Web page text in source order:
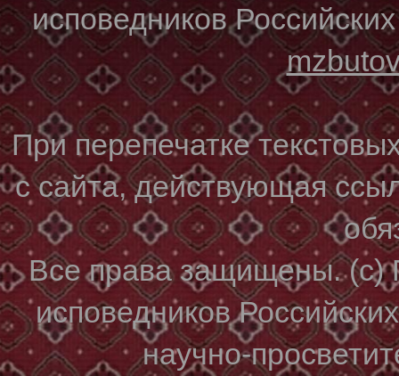
исповедников
При перепечатке
с сайта, действующая
Все права защищены. (с)
исповедников
научно-